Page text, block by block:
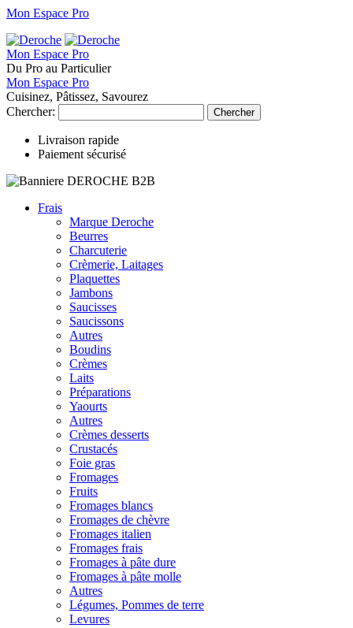
Mon Espace Pro
Mon Espace Pro
Du Pro au Particulier
Mon Espace Pro
Cuisinez, Pâtissez, Savourez
Chercher:
Chercher
Livraison rapide
Paiement sécurisé
Frais
Marque Deroche
Beurres
Charcuterie
Crèmerie, Laitages
Plaquettes
Jambons
Saucisses
Saucissons
Autres
Boudins
Crèmes
Laits
Préparations
Yaourts
Autres
Crèmes desserts
Crustacés
Foie gras
Fromages
Fruits
Fromages blancs
Fromages de chèvre
Fromages italien
Fromages frais
Fromages à pâte dure
Fromages à pâte molle
Autres
Légumes, Pommes de terre
Levures